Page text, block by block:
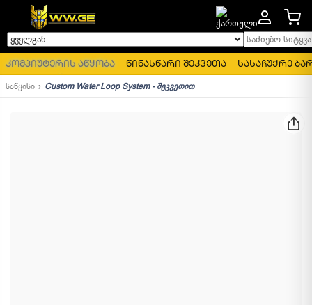
ყველგან საძიებო
კომპიუტერის აწყობა წინასწარი შეკვეთა სასაჩუქრე
საწყისი Custom Water Loop System - შეკვეთით